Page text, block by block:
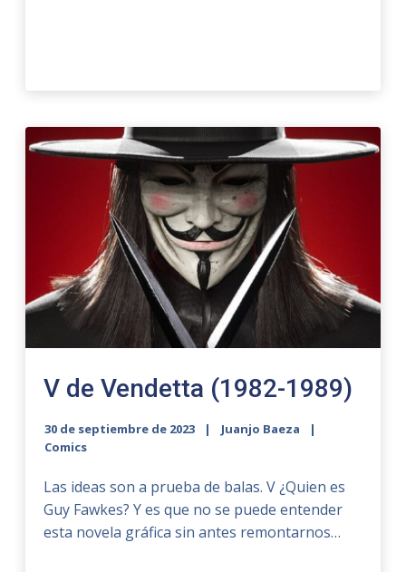
V de Vendetta (1982-1989)
30 de septiembre de 2023
Juanjo Baeza
Comics
Las ideas son a prueba de balas. V ¿Quien es
Guy Fawkes? Y es que no se puede entender
esta novela gráfica sin antes remontarnos…